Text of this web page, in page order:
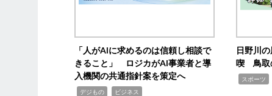
「人がAIに求めるのは信頼し相談で
きること」 ロジカがAI事業者と導
入機関の共通指針案を策定へ
デジもの ビジネス
日野川
喫 鳥取
スポーツ